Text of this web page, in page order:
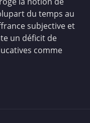
du temps au
subjective et
un déficit de
comme